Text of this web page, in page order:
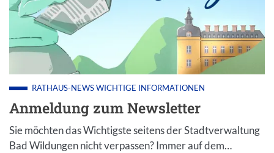
Anmeldung zum Newsletter
RATHAUS-NEWSWICHTIGE INFORMATIONEN
Sie möchten das Wichtigste seitens der Stadtverwaltung
Bad Wildungen nicht verpassen? Immer auf dem…